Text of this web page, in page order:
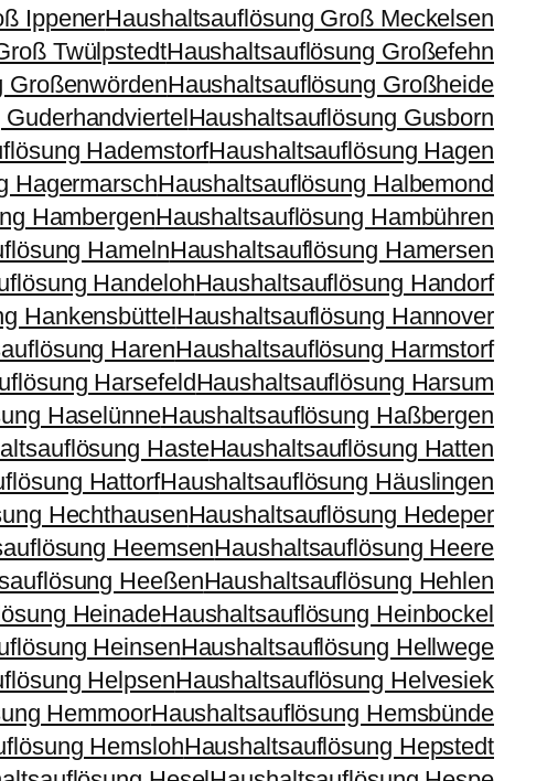
IppenerHaushaltsauflösung Groß Meckelsen
TwülpstedtHaushaltsauflösung Großefehn
GroßenwördenHaushaltsauflösung Großheide
Haushaltsauflösung Gusborn
HademstorfHaushaltsauflösung Hagen
HagermarschHaushaltsauflösung Halbemond
HambergenHaushaltsauflösung Hambühren
HamelnHaushaltsauflösung Hamersen
HandelohHaushaltsauflösung Handorf
HankensbüttelHaushaltsauflösung Hannover
HarenHaushaltsauflösung Harmstorf
HarsefeldHaushaltsauflösung Harsum
HaselünneHaushaltsauflösung Haßbergen
HasteHaushaltsauflösung Hatten
HattorfHaushaltsauflösung Häuslingen
HechthausenHaushaltsauflösung Hedeper
HeemsenHaushaltsauflösung Heere
HeeßenHaushaltsauflösung Hehlen
HeinadeHaushaltsauflösung Heinbockel
HeinsenHaushaltsauflösung Hellwege
HelpsenHaushaltsauflösung Helvesiek
HemmoorHaushaltsauflösung Hemsbünde
HemslohHaushaltsauflösung Hepstedt